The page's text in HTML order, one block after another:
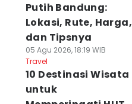
Putih Bandung:
Lokasi, Rute, Harga,
dan Tipsnya
05 Agu 2026, 18:19 WIB
Travel
10 Destinasi Wisata
untuk